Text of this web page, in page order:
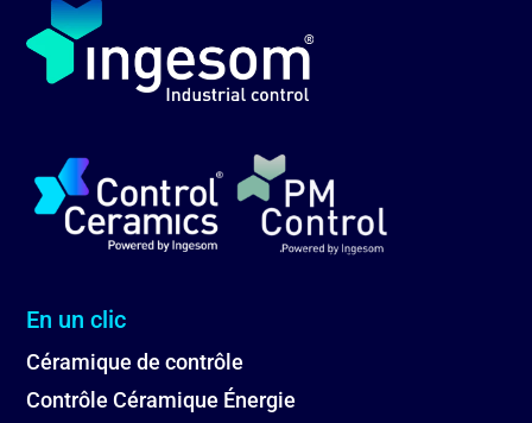
En un clic
Céramique de contrôle
Contrôle Céramique Énergie